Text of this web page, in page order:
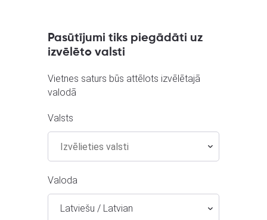
441.00€
Pasūtījumi tiks piegādāti uz
izvēlēto valsti
Vietnes saturs būs attēlots izvēlētajā
valodā
Valsts
Valoda
Latviešu / Latvian